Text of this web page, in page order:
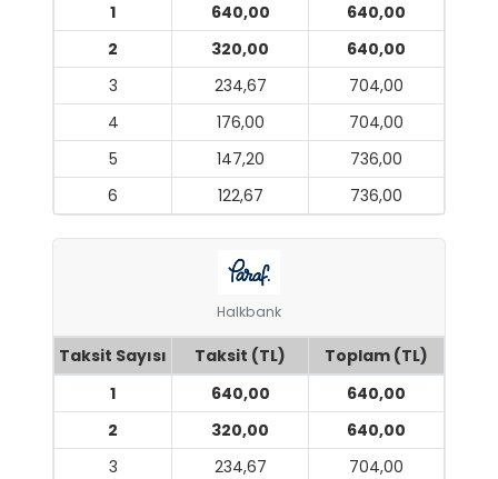
1 640,00
640,00
2
320,00
640,00
3
234,67
704,00
4
176,00
704,00
5
147,20
736,00
6
122,67 736,00
Halkbank
Taksit Sayısı Taksit (TL)
Toplam (TL)
1
640,00
640,00
2
320,00
640,00
3
234,67
704,00